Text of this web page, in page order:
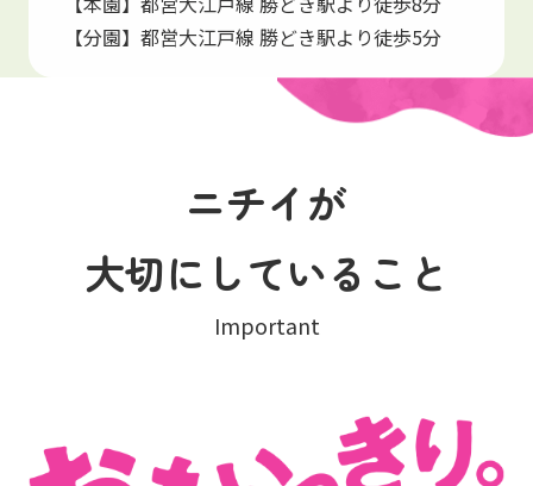
【分園】都営大江戸線 勝どき駅より徒歩5分
ニチイが
大切にしていること
Important